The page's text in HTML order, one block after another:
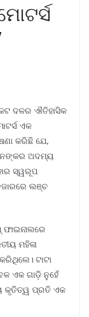
ଦଳର ଐତିହାସିକ
ଏକ
କରିଛି ଯେ,
ଅଦମ୍ୟ
ସ୍ୱରୂପ
ଲଞ୍ଚ
ମହିଳା
ଟାଟା
ଏକ ଗାଡ଼ି ନୁହେଁ
କୃତିତ୍ୱ ପ୍ରତି ଏକ